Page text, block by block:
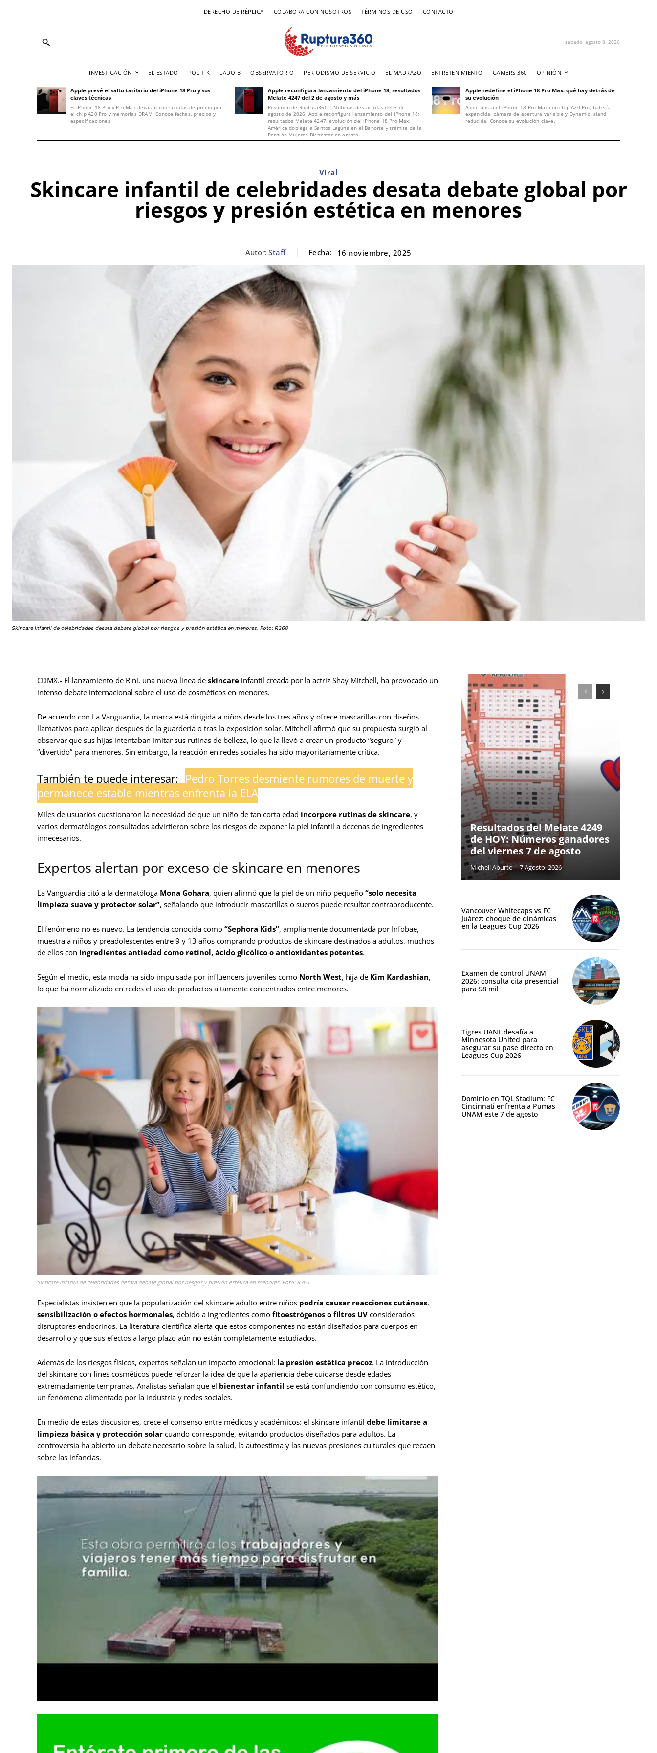
DERECHO DE RÉPLICA COLABORA CON NOSOTROS TÉRMINOS DE USO CONTACTO
sábado, agosto 8, 2026
INVESTIGACIÓN EL ESTADO POLITIK LADO B OBSERVATORIO PERIODISMO DE SERVICIO EL MADRAZO ENTRETENIMIENTO GAMERS 360 OPINIÓN
Apple prevé el salto tarifario del iPhone 18 Pro y sus
claves técnicas
El iPhone 18 Pro y Pro Max llegarán con subidas de precio por
el chip A20 Pro y memorias DRAM. Conoce fechas, precios y
especificaciones.
Apple reconfigura lanzamiento del iPhone 18; resultados
Melate 4247 del 2 de agosto y más
Resumen de Ruptura360 | Noticias destacadas del 3 de
agosto de 2026: Apple reconfigura lanzamiento del iPhone 18;
resultados Melate 4247; evolución del iPhone 18 Pro Max;
América doblega a Santos Laguna en el Banorte y trámite de la
Pensión Mujeres Bienestar en agosto.
Apple redefine el iPhone 18 Pro Max: qué hay detrás de
su evolución
Apple alista el iPhone 18 Pro Max con chip A20 Pro, batería
expandida, cámara de apertura variable y Dynamic Island
reducida. Conoce su evolución clave.
Viral
Skincare infantil de celebridades desata debate global por
riesgos y presión estética en menores
Autor: Staff Fecha: 16 noviembre, 2025
Skincare infantil de celebridades desata debate global por riesgos y presión estética en menores. Foto: R360
CDMX.- El lanzamiento de Rini, una nueva línea de skincare infantil creada por la actriz Shay Mitchell, ha provocado un
intenso debate internacional sobre el uso de cosméticos en menores.
De acuerdo con La Vanguardia, la marca está dirigida a niños desde los tres años y ofrece mascarillas con diseños
llamativos para aplicar después de la guardería o tras la exposición solar. Mitchell afirmó que su propuesta surgió al
observar que sus hijas intentaban imitar sus rutinas de belleza, lo que la llevó a crear un producto “seguro” y
“divertido” para menores. Sin embargo, la reacción en redes sociales ha sido mayoritariamente crítica.
También te puede interesar: Pedro Torres desmiente rumores de muerte y
permanece estable mientras enfrenta la ELA
Miles de usuarios cuestionaron la necesidad de que un niño de tan corta edad incorpore rutinas de skincare, y
varios dermatólogos consultados advirtieron sobre los riesgos de exponer la piel infantil a decenas de ingredientes
innecesarios.
Expertos alertan por exceso de skincare en menores
La Vanguardia citó a la dermatóloga Mona Gohara, quien afirmó que la piel de un niño pequeño “solo necesita
limpieza suave y protector solar”, señalando que introducir mascarillas o sueros puede resultar contraproducente.
El fenómeno no es nuevo. La tendencia conocida como “Sephora Kids”, ampliamente documentada por Infobae,
muestra a niños y preadolescentes entre 9 y 13 años comprando productos de skincare destinados a adultos, muchos
de ellos con ingredientes antiedad como retinol, ácido glicólico o antioxidantes potentes.
Según el medio, esta moda ha sido impulsada por influencers juveniles como North West, hija de Kim Kardashian,
lo que ha normalizado en redes el uso de productos altamente concentrados entre menores.
Skincare infantil de celebridades desata debate global por riesgos y presión estética en menores. Foto: R360
Especialistas insisten en que la popularización del skincare adulto entre niños podría causar reacciones cutáneas,
sensibilización o efectos hormonales, debido a ingredientes como fitoestrógenos o filtros UV considerados
disruptores endocrinos. La literatura científica alerta que estos componentes no están diseñados para cuerpos en
desarrollo y que sus efectos a largo plazo aún no están completamente estudiados.
Además de los riesgos físicos, expertos señalan un impacto emocional: la presión estética precoz. La introducción
del skincare con fines cosméticos puede reforzar la idea de que la apariencia debe cuidarse desde edades
extremadamente tempranas. Analistas señalan que el bienestar infantil se está confundiendo con consumo estético,
un fenómeno alimentado por la industria y redes sociales.
En medio de estas discusiones, crece el consenso entre médicos y académicos: el skincare infantil debe limitarse a
limpieza básica y protección solar cuando corresponde, evitando productos diseñados para adultos. La
controversia ha abierto un debate necesario sobre la salud, la autoestima y las nuevas presiones culturales que recaen
sobre las infancias.
Resultados del Melate 4249
de HOY: Números ganadores
del viernes 7 de agosto
Michell Aburto - 7 Agosto, 2026
Vancouver Whitecaps vs FC
Juárez: choque de dinámicas
en la Leagues Cup 2026
Examen de control UNAM
2026: consulta cita presencial
para 58 mil
Tigres UANL desafía a
Minnesota United para
asegurar su pase directo en
Leagues Cup 2026
Dominio en TQL Stadium: FC
Cincinnati enfrenta a Pumas
UNAM este 7 de agosto